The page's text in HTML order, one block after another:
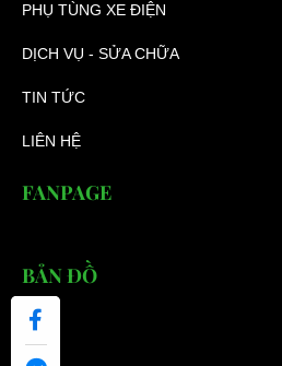
PHỤ TÙNG XE ĐIỆN
DỊCH VỤ - SỬA CHỮA
TIN TỨC
LIÊN HỆ
FANPAGE
BẢN ĐỒ